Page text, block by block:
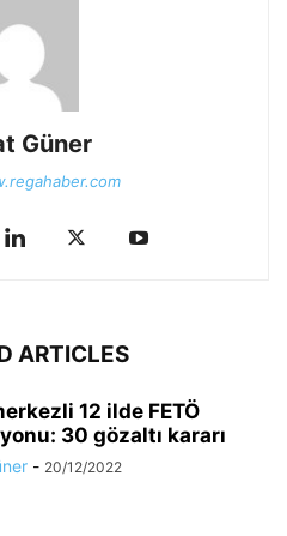
Güner
ARTICLES
12 ilde FETÖ
30 gözaltı kararı
- 20/12/2022